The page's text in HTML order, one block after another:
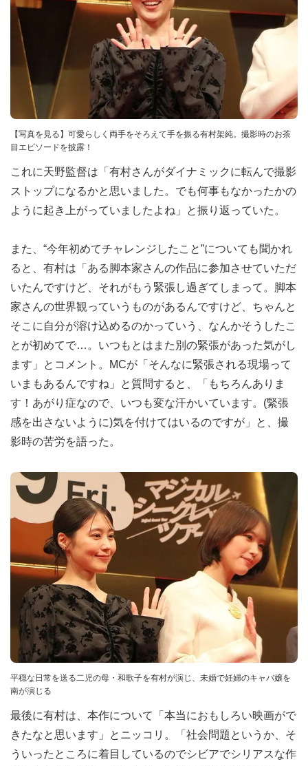
【写真を見る】可愛らしく両手をそろえて手を振る有村架純。撮影時のお茶
目エピソードを披露！
これに天野監督は「有村さんがダイナミックに転んで撮影
ストップになるかと思いました。でも何事もなかったかの
ように起き上がっていましたよね」と振り返っていた。
また、“今年初めてチャレンジしたこと”についても聞かれ
ると、有村は「ある脚本家さんの作品に参加させていただ
いたんですけど、それがもう緊張し過ぎてしまって。脚本
家さんの世界観っていうものがあるんですけど、ちゃんと
そこに自分が溶け込めるのかっていう、なんかそうしたこ
とが初めてで…。いつもとはまた別の緊張があった気がし
ます」とコメント。MCが「そんなに緊張される現場って
いまもあるんですね」と質問すると、「もちろんありま
す！あがり症なので、いつも変な汗かいています。(緊張
感を出さないように)気を付けてはいるのですが」と、撮
影時の苦労を語った。
平穏な日常を送る二児の母・和歌子を有村が演じ、未婚で妊婦のキャバ嬢を
南が演じる
最後に有村は、本作について「本当におもしろい映画がで
きたなと思います」とニッコリ。「社会問題というか、そ
ういったところに着目しているのでシビアでシリアスな作